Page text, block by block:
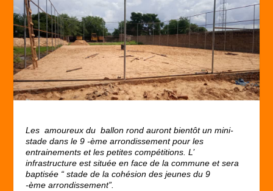
Les amoureux du ballon rond auront bientôt un mini-
stade dans le 9 -ème arrondissement pour les
entrainements et les petites compétitions. L’
infrastructure est située en face de la commune et sera
baptisée “ stade de la cohésion des jeunes du 9
-ème arrondissement”.